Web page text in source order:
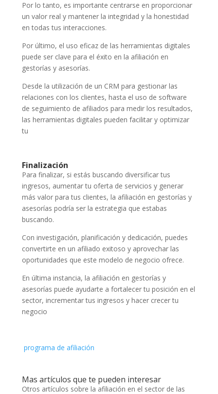
Por lo tanto, es importante centrarse en proporcionar
un valor real y mantener la integridad y la honestidad
en todas tus interacciones.
Por último, el uso eficaz de las herramientas digitales
puede ser clave para el éxito en la afiliación en
gestorías y asesorías.
Desde la utilización de un CRM para gestionar las
relaciones con los clientes, hasta el uso de software
de seguimiento de afiliados para medir los resultados,
las herramientas digitales pueden facilitar y optimizar
tu
Finalización
Para finalizar, si estás buscando diversificar tus
ingresos, aumentar tu oferta de servicios y generar
más valor para tus clientes, la afiliación en gestorías y
asesorías podría ser la estrategia que estabas
buscando.
Con investigación, planificación y dedicación, puedes
convertirte en un afiliado exitoso y aprovechar las
oportunidades que este modelo de negocio ofrece.
En última instancia, la afiliación en gestorías y
asesorías puede ayudarte a fortalecer tu posición en el
sector, incrementar tus ingresos y hacer crecer tu
negocio
programa de afiliación
Mas artículos que te pueden interesar
Otros artículos sobre la afiliación en el sector de las